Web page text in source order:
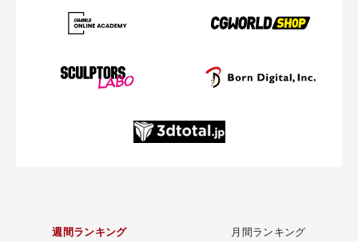
週間ランキング 月間ランキング